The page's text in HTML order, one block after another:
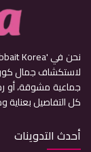
لاستكشاف جمال
جماعية مشوقة، أو
كل التفاصيل بعناية
أحدث التدوينات